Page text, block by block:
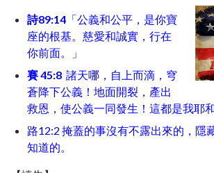
詩89:14 「公義和公平，是你寶
座的根基。慈愛和誠實，行在
你前面。」
賽 45:8 諸天哪，自上而滴，穹
蒼降下公義！地面開裂，產出
救恩，使公義一同發生！這都是我耶
路12:2 掩蓋的事沒有不露出來的，隱
知道的。